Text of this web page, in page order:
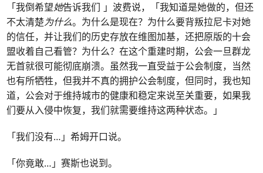
「我倒希望她告诉我们 」波费说，「我知道是她做的，但还
不太清楚为什么。为什么是现在？为什么要背叛拉尼卡对她
的信任，并让我们的历史存放在维图加基，还把原版的十会
盟收着自己看管？为什么？在这个重建时期，公会一旦群龙
无首就很可能彻底崩溃。虽然我一直受益于公会制度，当然
也有所牺牲，但我并不真的拥护公会制度，但同时，我也知
道，公会对于维持城市的健康和稳定来说至关重要，如果我
们要从入侵中恢复，我们就需要维持这两种状态。」
「我们没有…」希姆开口说。
「你竟敢…」赛斯也说到。